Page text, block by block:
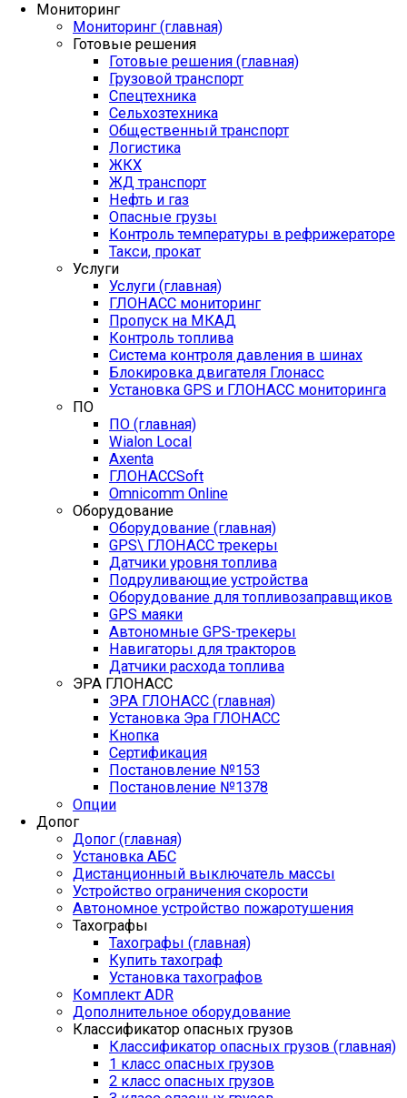
Мониторинг
Мониторинг (главная)
Готовые решения
Готовые решения (главная)
Грузовой транспорт
Спецтехника
Сельхозтехника
Общественный транспорт
Логистика
ЖКХ
ЖД транспорт
Нефть и газ
Опасные грузы
Контроль температуры в рефрижераторе
Такси, прокат
Услуги
Услуги (главная)
ГЛОНАСС мониторинг
Пропуск на МКАД
Контроль топлива
Система контроля давления в шинах
Блокировка двигателя Глонасс
Установка GPS и ГЛОНАСС мониторинга
ПО
ПО (главная)
Wialon Local
Axenta
ГЛОНАССSoft
Оmnicomm Оnline
Оборудование
Оборудование (главная)
GPS\ ГЛОНАСС трекеры
Датчики уровня топлива
Подруливающие устройства
Оборудование для топливозаправщиков
GPS маяки
Автономные GPS-трекеры
Навигаторы для тракторов
Датчики расхода топлива
ЭРА ГЛОНАСС
ЭРА ГЛОНАСС (главная)
Установка Эра ГЛОНАСС
Кнопка
Сертификация
Постановление №153
Постановление №1378
Опции
Допог
Допог (главная)
Установка АБС
Дистанционный выключатель массы
Устройство ограничения скорости
Автономное устройство пожаротушения
Тахографы
Тахографы (главная)
Купить тахограф
Установка тахографов
Комплект ADR
Дополнительное оборудование
Классификатор опасных грузов
Классификатор опасных грузов (главная)
1 класс опасных грузов
2 класс опасных грузов